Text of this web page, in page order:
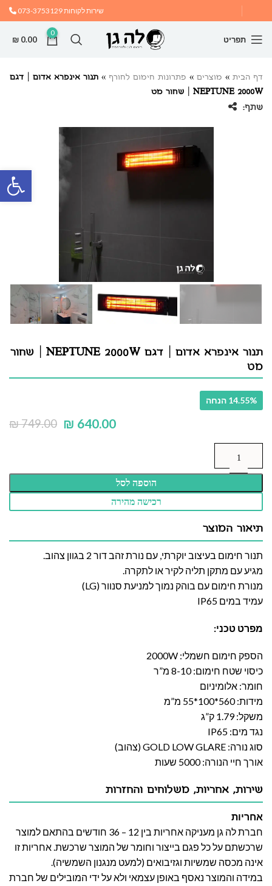
שירות לקוחות073-3753129
תפריט
0
₪ 0.00
דף הבית » מוצרים » פתרונות חימום לחורף » תנור אינפרא אדום | דגם
NEPTUNE 2000W | שחור מט
שתף:
תנור אינפרא אדום | דגם NEPTUNE 2000W | שחור
מט
14.55% הנחה
₪749.00 ₪ 640.00
הוספה לסל
רכישה מהירה
תיאור המוצר
תנור חימום בעיצוב יוקרתי, עם נורת זהב דור 2 בגוון צהוב.
מגיע עם מתקן תליה לקיר או לתקרה.
מנורת חימום עם בוהק נמוך למניעת סנוור (LG)
עמיד במים IP65
מפרט טכני:
הספק חימום חשמלי: 2000W
כיסוי שטח חימום: 8-10 מ”ר
חומר: אלומיניום
מידות: 560*100*55 מ”מ
משקל: 1.79 ק”ג
נגד מים: IP65
סוג נורה: GOLD LOW GLARE (צהוב)
אורך חיי הנורה: 5000 שעות
שירות, אחריות, משלוחים והחזרות
אחריות
חברת לה גן מעניקה אחריות בין 12 – 36 חודשים בהתאם למוצר
שרכשתם על כל פגם בייצור וחומר של המוצר שרכשת. אחריות זו
אינה מכסה שמשיות וגזיבואים (למעט מנגנון השמשיה).
במידה והמוצר נאסף באופן עצמאי ולא על ידי המובילים של חברת